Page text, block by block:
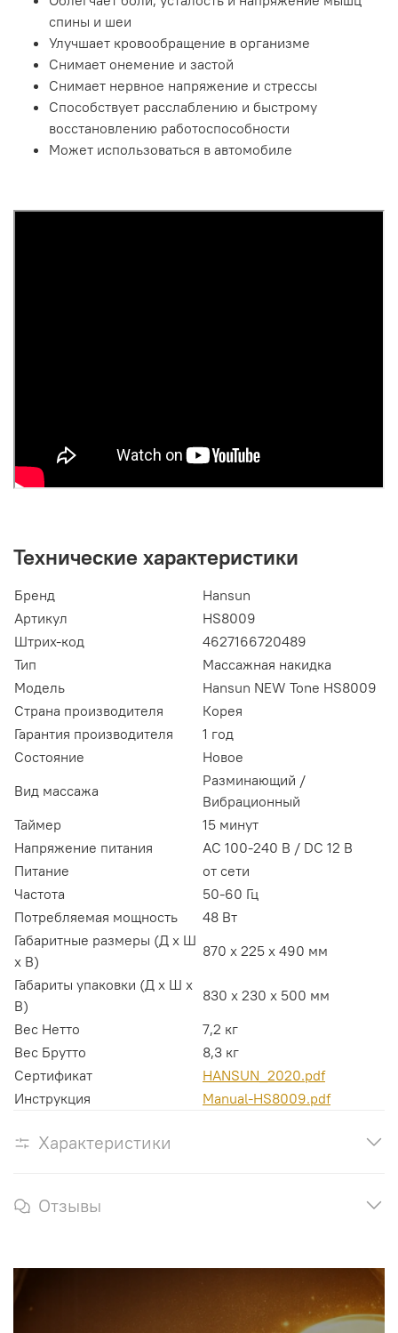
спины и шеи
Улучшает кровообращение в организме
Снимает онемение и застой
Снимает нервное напряжение и стрессы
Способствует расслаблению и быстрому
восстановлению работоспособности
Может использоваться в автомобиле
Технические характеристики
Бренд
Hansun
Артикул
HS8009
Штрих-код
4627166720489
Тип
Массажная накидка
Модель
Hansun NEW Tone HS8009
Страна производителя
Корея
Гарантия производителя
1 год
Состояние
Новое
Вид массажа
Разминающий /
Вибрационный
Таймер
15 минут
Напряжение питания
АС 100-240 В / DC 12 В
Питание
от сети
Частота
50-60 Гц
Потребляемая мощность
48 Вт
Габаритные размеры (Д х Ш
х В)
870 x 225 x 490 мм
Габариты упаковки (Д х Ш х
В)
830 х 230 х 500 мм
Вес Нетто
7,2 кг
Вес Брутто
8,3 кг
Сертификат
HANSUN_2020.pdf
Инструкция
Manual-HS8009.pdf
Характеристики
Отзывы